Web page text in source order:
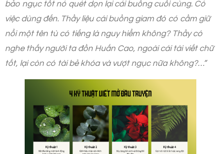
bảo ngục tốt nó quét dọn lại cái buồng cuối cùng. Có
việc dùng đến. Thầy liệu cái buồng giam đó có cầm giữ
nổi một tên tù có tiếng là nguy hiểm không? Thầy có
nghe thấy người ta đồn Huấn Cao, ngoài cái tài viết chữ
tốt, lại còn có tài bẻ khóa và vượt ngục nữa không?…”